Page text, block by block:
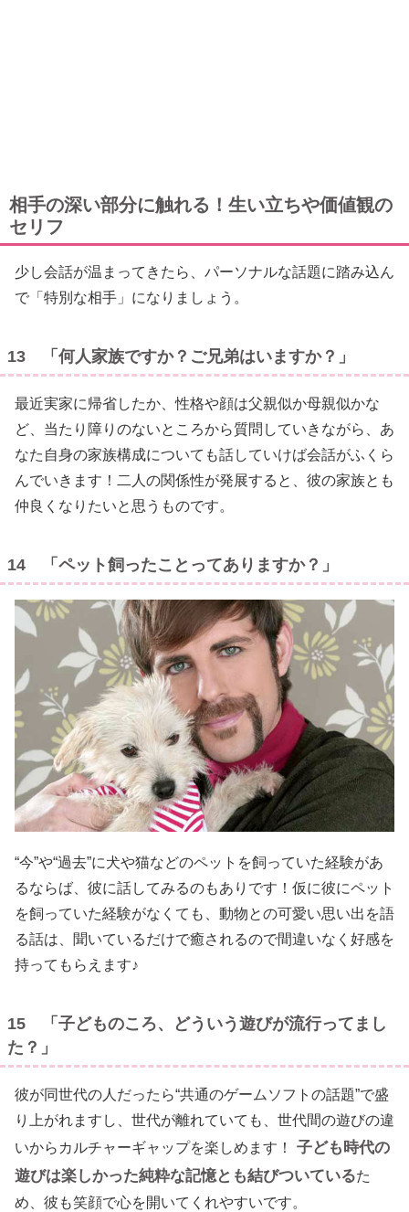
相手の深い部分に触れる！生い立ちや価値観の
セリフ
少し会話が温まってきたら、パーソナルな話題に踏み込ん
で「特別な相手」になりましょう。
13 「何人家族ですか？ご兄弟はいますか？」
最近実家に帰省したか、性格や顔は父親似か母親似かな
ど、当たり障りのないところから質問していきながら、あ
なた自身の家族構成についても話していけば会話がふくら
んでいきます！二人の関係性が発展すると、彼の家族とも
仲良くなりたいと思うものです。
14 「ペット飼ったことってありますか？」
“今”や“過去”に犬や猫などのペットを飼っていた経験があ
るならば、彼に話してみるのもありです！仮に彼にペット
を飼っていた経験がなくても、動物との可愛い思い出を語
る話は、聞いているだけで癒されるので間違いなく好感を
持ってもらえます♪
15 「子どものころ、どういう遊びが流行ってまし
た？」
彼が同世代の人だったら“共通のゲームソフトの話題”で盛
り上がれますし、世代が離れていても、世代間の遊びの違
いからカルチャーギャップを楽しめます！
子ども時代の
遊びは楽しかった純粋な記憶とも結びついているた
め、彼も笑顔で心を開いてくれやすいです。